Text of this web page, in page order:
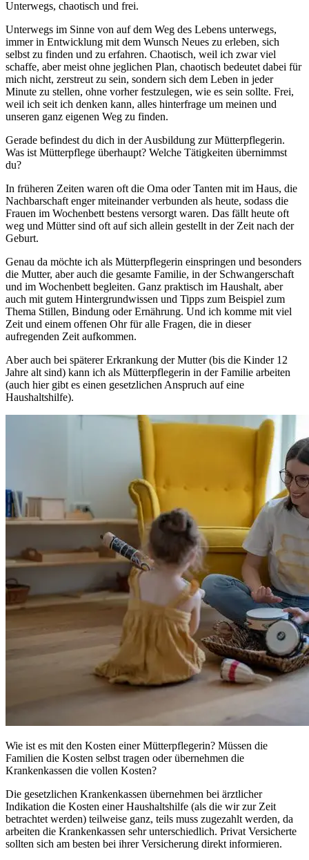
Unterwegs, chaotisch und frei.
Unterwegs im Sinne von auf dem Weg des Lebens unterwegs,
immer in Entwicklung mit dem Wunsch Neues zu erleben, sich
selbst zu finden und zu erfahren. Chaotisch, weil ich zwar viel
schaffe, aber meist ohne jeglichen Plan, chaotisch bedeutet dabei für
mich nicht, zerstreut zu sein, sondern sich dem Leben in jeder
Minute zu stellen, ohne vorher festzulegen, wie es sein sollte. Frei,
weil ich seit ich denken kann, alles hinterfrage um meinen und
unseren ganz eigenen Weg zu finden.
Gerade befindest du dich in der Ausbildung zur Mütterpflegerin.
Was ist Mütterpflege überhaupt? Welche Tätigkeiten übernimmst
du?
In früheren Zeiten waren oft die Oma oder Tanten mit im Haus, die
Nachbarschaft enger miteinander verbunden als heute, sodass die
Frauen im Wochenbett bestens versorgt waren. Das fällt heute oft
weg und Mütter sind oft auf sich allein gestellt in der Zeit nach der
Geburt.
Genau da möchte ich als Mütterpflegerin einspringen und besonders
die Mutter, aber auch die gesamte Familie, in der Schwangerschaft
und im Wochenbett begleiten. Ganz praktisch im Haushalt, aber
auch mit gutem Hintergrundwissen und Tipps zum Beispiel zum
Thema Stillen, Bindung oder Ernährung. Und ich komme mit viel
Zeit und einem offenen Ohr für alle Fragen, die in dieser
aufregenden Zeit aufkommen.
Aber auch bei späterer Erkrankung der Mutter (bis die Kinder 12
Jahre alt sind) kann ich als Mütterpflegerin in der Familie arbeiten
(auch hier gibt es einen gesetzlichen Anspruch auf eine
Haushaltshilfe).
Wie ist es mit den Kosten einer Mütterpflegerin? Müssen die
Familien die Kosten selbst tragen oder übernehmen die
Krankenkassen die vollen Kosten?
Die gesetzlichen Krankenkassen übernehmen bei ärztlicher
Indikation die Kosten einer Haushaltshilfe (als die wir zur Zeit
betrachtet werden) teilweise ganz, teils muss zugezahlt werden, da
arbeiten die Krankenkassen sehr unterschiedlich. Privat Versicherte
sollten sich am besten bei ihrer Versicherung direkt informieren.